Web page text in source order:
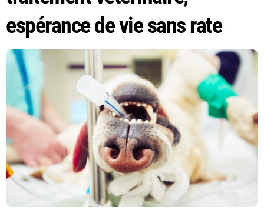
espérance de vie sans rate